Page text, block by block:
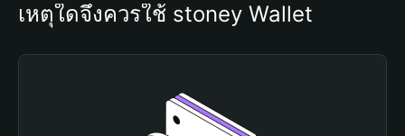
เหตุใดจึงควรใช้ stoney Wallet